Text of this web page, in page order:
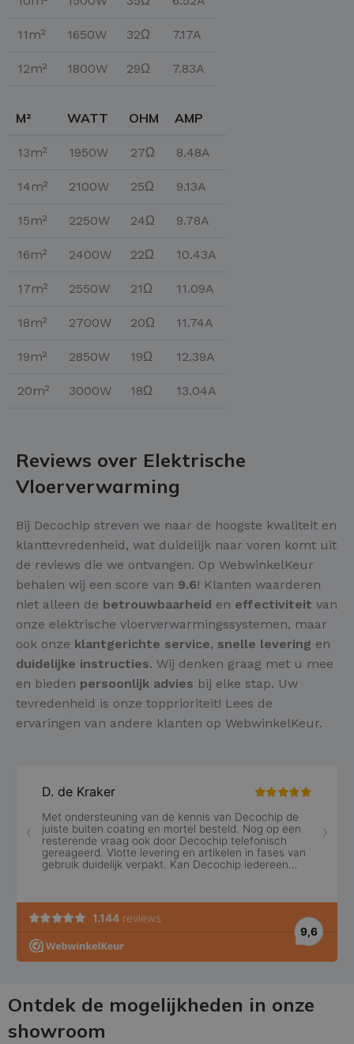
11m² 1650W 32Ω 7.17A
12m² 1800W 29Ω 7.83A
M² WATT OHM AMP
13m² 1950W 27Ω 8.48A
14m² 2100W 25Ω 9.13A
15m² 2250W 24Ω 9.78A
16m² 2400W 22Ω 10.43A
17m² 2550W 21Ω 11.09A
18m² 2700W 20Ω 11.74A
19m² 2850W 19Ω 12.39A
20m² 3000W 18Ω 13.04A
Reviews over Elektrische
Vloerverwarming
Bij Decochip streven we naar de hoogste kwaliteit en
klanttevredenheid, wat duidelijk naar voren komt uit
de reviews die we ontvangen. Op WebwinkelKeur
behalen wij een score van 9.6! Klanten waarderen
niet alleen de betrouwbaarheid en effectiviteit van
onze elektrische vloerverwarmingssystemen, maar
ook onze klantgerichte service, snelle levering en
duidelijke instructies. Wij denken graag met u mee
en bieden persoonlijk advies bij elke stap. Uw
tevredenheid is onze topprioriteit! Lees de
ervaringen van andere klanten op WebwinkelKeur.
Ontdek de mogelijkheden in onze
showroom